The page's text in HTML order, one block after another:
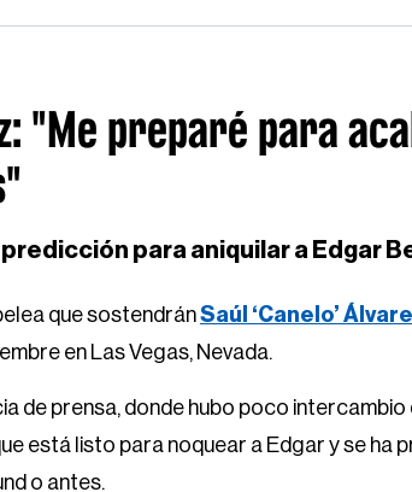
"Me preparé para
para aniquilar a Edgar
que sostendránSaúl ‘Canelo’
en Las Vegas, Nevada.
de prensa, donde hubo poco
está listo para noquear a Edgar y se ha
o antes.